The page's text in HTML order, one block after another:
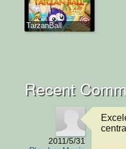
TarzanBall
Recent
2011/5/31